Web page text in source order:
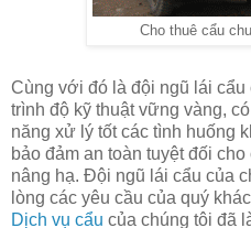
Cho thuê cẩu
Cùng với đó là đội ngũ lái cẩu
trình độ kỹ thuật vững vàng, có
năng xử lý tốt các tình huống
bảo đảm an toàn tuyệt đối
nâng hạ. Đội ngũ lái cẩu của
lòng các yêu cầu của quý
Dịch vụ cẩu của chúng tôi đã